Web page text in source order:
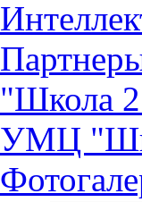
"Школа
УМЦ